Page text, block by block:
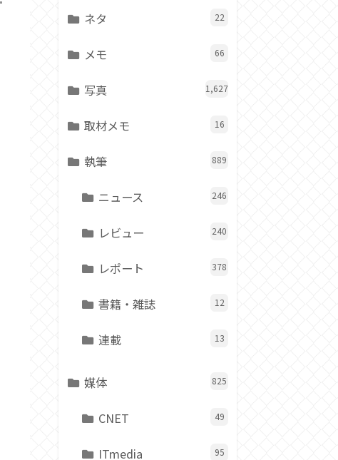
ネタ 22
メモ 66
写真 1,627
取材メモ 16
執筆 889
ニュース 246
レビュー 240
レポート 378
書籍・雑誌 12
連載 13
媒体 825
CNET 49
ITmedia 95